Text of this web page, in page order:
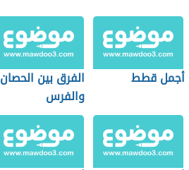
أجمل قطط
الفرق بين الحصان
والفرس